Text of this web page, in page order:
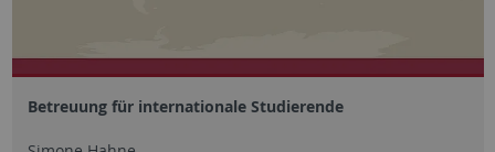
Betreuung für internationale Studierende